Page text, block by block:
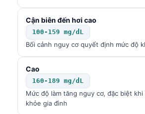
Cận biên đến hơi cao
100-159 mg/dL
Bối cảnh nguy cơ quyết định mức độ
Cao
160-189 mg/dL
Mức độ làm tăng nguy cơ, đặc biệt
khỏe gia đình